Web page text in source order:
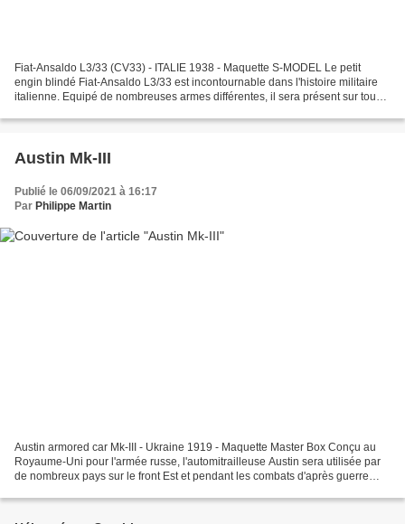
Fiat-Ansaldo L3/33 (CV33) - ITALIE 1938 - Maquette S-MODEL Le petit
engin blindé Fiat-Ansaldo L3/33 est incontournable dans l'histoire militaire
italienne. Equipé de nombreuses armes différentes, il sera présent sur tous
Austin Mk-III
Publié le 06/09/2021 à 16:17
Par Philippe Martin
Austin armored car Mk-III - Ukraine 1919 - Maquette Master Box Conçu au
Royaume-Uni pour l'armée russe, l'automitrailleuse Austin sera utilisée par
de nombreux pays sur le front Est et pendant les combats d'après guerre